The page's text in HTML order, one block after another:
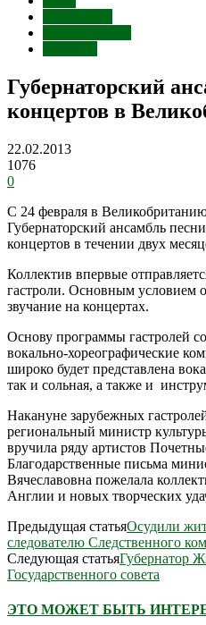
Губернаторский
концертов в
22.02.2013
1076
0
С 24 февраля в Великобританию
Губернаторский ансамбль
концертов в течении двух
Коллектив впервые
гастроли. Основным условием
звучание на концертах.
Основу программы гастролей
вокально-хореографические
широко будет представлена
так и сольная, а также и
Накануне зарубежных
региональный министр
вручила ряду артистов
Благодарственные письма
Вячеславовна пожелала
Англии и новых творческих
Предыдущая статьяОсудили
следователю Следственного
Следующая статьяГубернатор
Государственного совета
ЭТО МОЖЕТ БЫТЬ